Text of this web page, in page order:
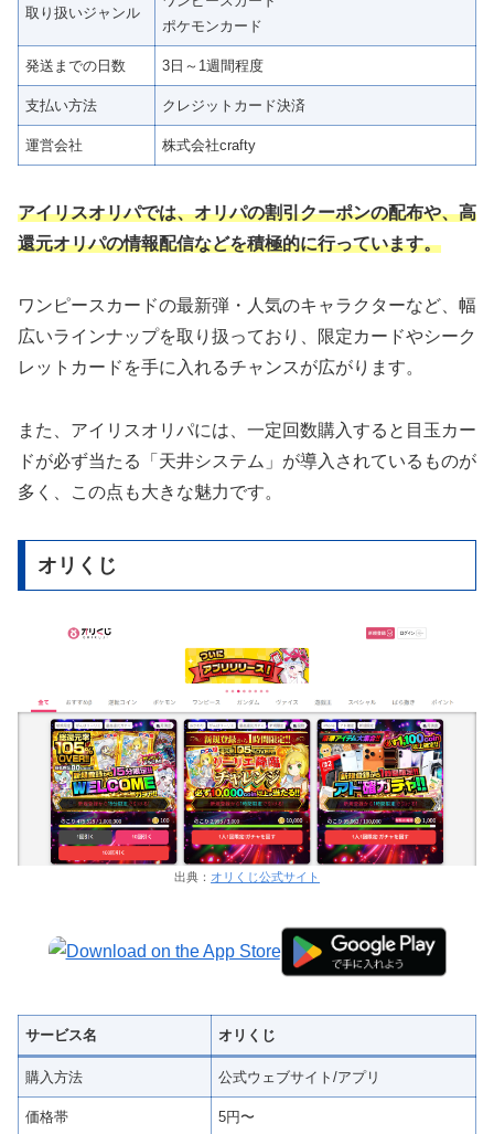
取り扱いジャンル
ポケモンカード
発送までの日数 3日～1週間程度
支払い方法 クレジットカード決済
運営会社 株式会社crafty
アイリスオリパでは、オリパの割引クーポンの配布や、高
還元オリパの情報配信などを積極的に行っています。
ワンピースカードの最新弾・人気のキャラクターなど、幅
広いラインナップを取り扱っており、限定カードやシーク
レットカードを手に入れるチャンスが広がります。
また、アイリスオリパには、一定回数購入すると目玉カー
ドが必ず当たる「天井システム」が導入されているものが
多く、この点も大きな魅力です。
オリくじ
出典： オリくじ公式サイト
サービス名 オリくじ
購入方法 公式ウェブサイト/アプリ
価格帯 5円〜